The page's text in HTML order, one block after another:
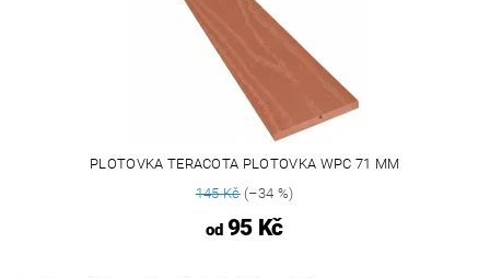
PLOTOVKA TERACOTA PLOTOVKA WPC 71 MM
145 Kč(–34 %)
od95 Kč